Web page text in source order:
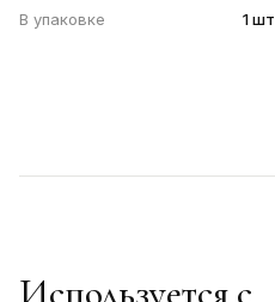
В упаковке 1 шт